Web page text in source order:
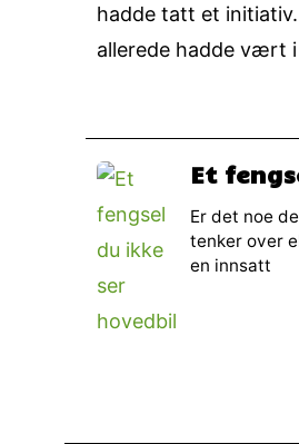
hadde tatt et
allerede hadde vært i
Et
Er det noe
tenker over
en innsatt